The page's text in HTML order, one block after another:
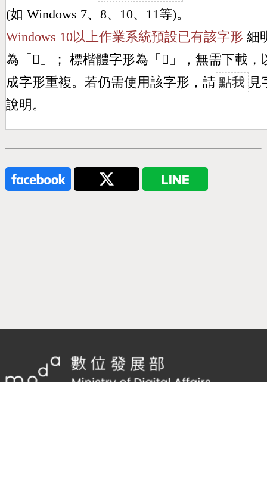
(如 Windows 7、8、10、11等)。
Windows 10以上作業系統預設已有該字形 細
為「 𦊰 」； 標楷體字形為「 𦊰 」，無需下載，
成字形重複。若仍需使用該字形，請 點我 見
說明。